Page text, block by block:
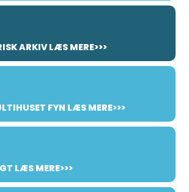
ARKIV LÆS MERE>>>
FYN LÆS MERE>>>
LÆS MERE>>>